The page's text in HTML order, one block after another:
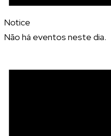
Notice
Não há eventos neste dia.